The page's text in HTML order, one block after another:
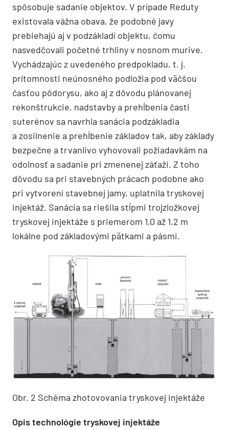
spôsobuje sadanie objektov. V prípade Reduty
existovala vážna obava, že podobné javy
prebiehajú aj v podzákladí objektu, čomu
nasvedčovali početné trhliny v nosnom murive.
Vychádzajúc z uvedeného predpokladu, t. j.
prítomnosti neúnosného podložia pod väčšou
časťou pôdorysu, ako aj z dôvodu plánovanej
rekonštrukcie, nadstavby a prehĺbenia časti
suterénov sa navrhla sanácia podzákladia
a zosilnenie a prehĺbenie základov tak, aby základy
bezpečne a trvanlivo vyhovovali požiadavkám na
odolnosť a sadanie pri zmenenej záťaži. Z toho
dôvodu sa pri stavebných prácach podobne ako
pri vytvorení stavebnej jamy, uplatnila tryskovej
injektáž. Sanácia sa riešila stĺpmi trojzložkovej
tryskovej injektáže s priemerom 1,0 až 1,2 m
lokálne pod základovými pätkami a pásmi.
Obr. 2 Schéma zhotovovania tryskovej injektáže
Opis technológie tryskovej injektáže